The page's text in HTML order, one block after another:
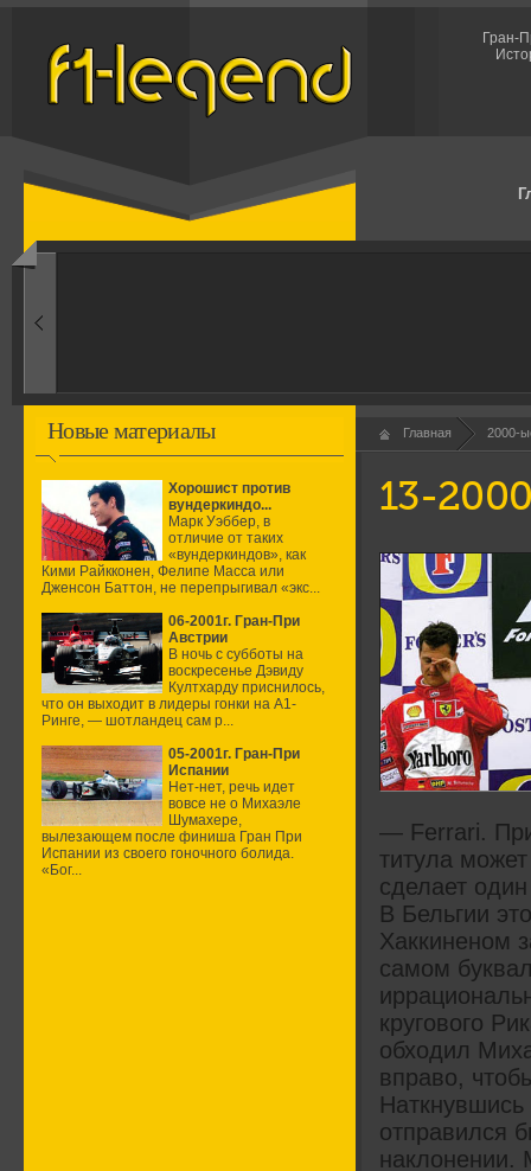
Гран-
1960-ые
Новые материалы
Хорошист против
вундеркиндо...
Марк Уэббер, в
отличие от таких
«вундеркиндов», как
Кими Райкконен, Фелипе Масса или
Дженсон Баттон, не перепрыгивал «экс...
06-2001г. Гран-При
Австрии
В ночь с субботы на
воскресенье Дэвиду
Култхарду приснилось,
что он выходит в лидеры гонки на А1-
Ринге, — шотландец сам р...
05-2001г. Гран-При
Испании
Нет-нет, речь идет
вовсе не о Михаэле
Шумахере,
вылезающем после финиша Гран При
Испании из своего гоночного болида.
«Бог...
Главная 2000-
13-
— Ferrari. При
титула
сделает
В Бельгии
Хаккиненом
самом
кругового
обходил
вправо,
отправился
наклонении.